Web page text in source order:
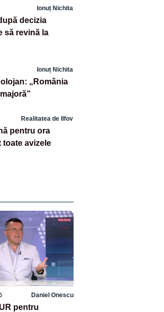
Ionuț Nichita
decizia
să revină la
Ionuț Nichita
„România
Realitatea de Ilfov
pentru ora
toate avizele
Daniel Onescu
pentru